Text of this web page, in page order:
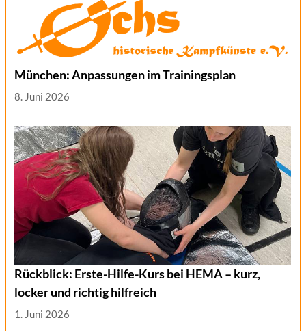
München: Anpassungen im Trainingsplan
8. Juni 2026
Rückblick: Erste-Hilfe-Kurs bei HEMA – kurz,
locker und richtig hilfreich
1. Juni 2026